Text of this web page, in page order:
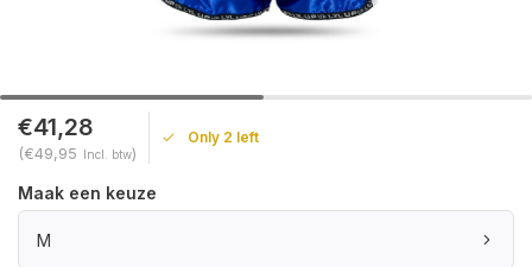
€41,28
(€49,95 Incl. btw)
Only 2 left
Maak een keuze
M